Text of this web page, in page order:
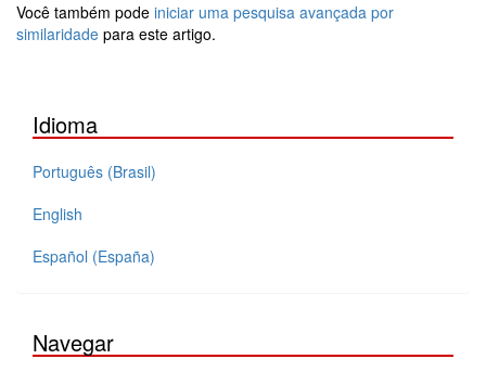
Você também pode iniciar uma pesquisa avançada por
similaridade para este artigo.
Idioma
Português (Brasil)
English
Español (España)
Navegar